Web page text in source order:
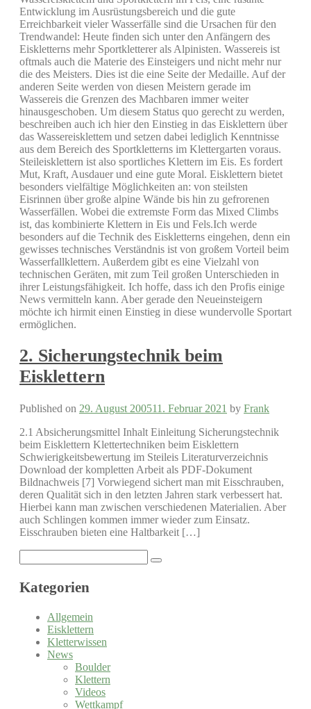
Entwicklung im Ausrüstungsbereich und die gute
Erreichbarkeit vieler Wasserfälle sind die Ursachen für den
Trendwandel: Heute finden sich unter den Anfängern des
Eiskletterns mehr Sportkletterer als Alpinisten. Wassereis ist
oftmals auch die Materie des Einsteigers und nicht mehr nur
die des Meisters. Dies ist die eine Seite der Medaille. Auf der
anderen Seite werden von diesen Meistern gerade im
Wassereis die Grenzen des Machbaren immer weiter
hinausgeschoben. Um diesem Status quo gerecht zu werden,
beschreiben auch ich hier den Einstieg in das Eisklettern über
das Wassereisklettem und setzen dabei lediglich Kenntnisse
aus dem Bereich des Sportkletterns im Klettergarten voraus.
Steileisklettern ist also sportliches Klettern im Eis. Es fordert
Mut, Kraft, Ausdauer und eine gute Moral. Eisklettern bietet
besonders vielfältige Möglichkeiten an: von steilsten
Eisrinnen über große alpine Wände bis hin zu gefrorenen
Wasserfällen. Wobei die extremste Form das Mixed Climbs
ist, das kombinierte Klettern in Eis und Fels.Ich werde
besonders auf die Technik des Eiskletterns eingehen, denn ein
gewisses technisches Verständnis ist von großem Vorteil beim
Wasserfallklettern. Außerdem gibt es eine Vielzahl von
technischen Geräten, mit zum Teil großen Unterschieden in
ihrer Leistungsfähigkeit. Ich hoffe, dass ich den Profis einige
News vermitteln kann. Aber gerade den Neueinsteigern
möchte ich hirmit einen Einstieg in diese wundervolle Sportart
ermöglichen.
2. Sicherungstechnik beim
Eisklettern
Published on 29. August 200511. Februar 2021 by Frank
2.1 Absicherungsmittel Inhalt Einleitung Sicherungstechnik
beim Eisklettern Klettertechniken beim Eisklettern
Schwierigkeitsbewertung im Steileis Literaturverzeichnis
Download der kompletten Arbeit als PDF-Dokument
Bildnachweis [7] Vorwiegend sichert man mit Eisschrauben,
deren Qualität sich in den letzten Jahren stark verbessert hat.
Hierbei kann man zwischen verschiedenen Materialien. Aber
auch Schlingen kommen immer wieder zum Einsatz.
Eisschrauben bieten eine Haltbarkeit […]
for:
Kategorien
Allgemein
Eisklettern
Kletterwissen
News
Boulder
Klettern
Videos
Wettkampf